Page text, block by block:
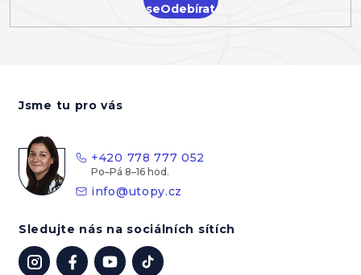
se
Jsme tu pro vás
+420 778 777 052
info@utopy.cz
Sledujte nás na sociálních sítích